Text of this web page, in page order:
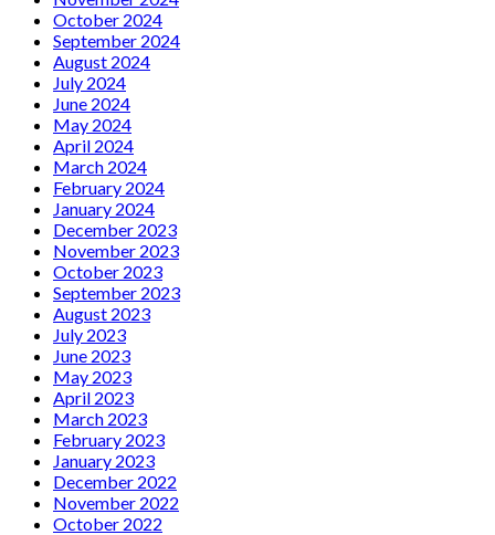
October 2024
September 2024
August 2024
July 2024
June 2024
May 2024
April 2024
March 2024
February 2024
January 2024
December 2023
November 2023
October 2023
September 2023
August 2023
July 2023
June 2023
May 2023
April 2023
March 2023
February 2023
January 2023
December 2022
November 2022
October 2022